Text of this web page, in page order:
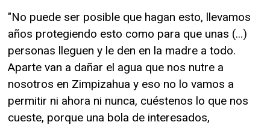
"No puede ser posible que hagan esto, llevamos
años protegiendo esto como para que unas (...)
personas lleguen y le den en la madre a todo.
Aparte van a dañar el agua que nos nutre a
nosotros en Zimpizahua y eso no lo vamos a
permitir ni ahora ni nunca, cuéstenos lo que nos
cueste, porque una bola de interesados,